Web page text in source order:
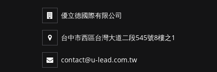
優立德國際有限公司
台中市西區台灣大道二段545號8樓之1
contact@u-lead.com.tw